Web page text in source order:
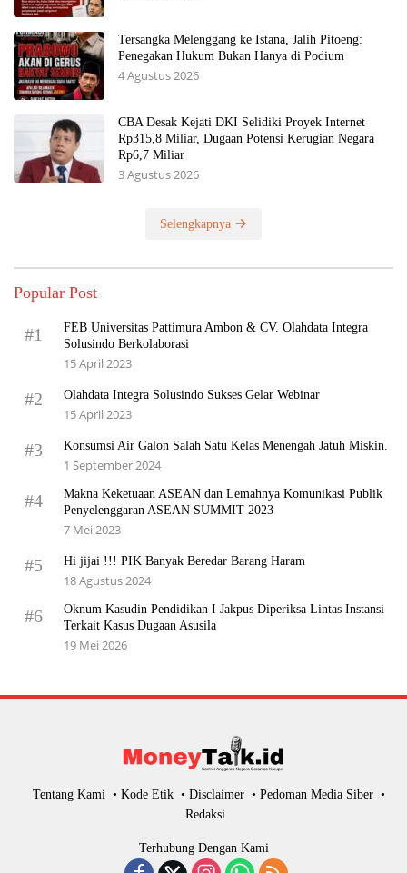
Tersangka Melenggang ke Istana, Jalih Pitoeng:
Penegakan Hukum Bukan Hanya di Podium
4 Agustus 2026
CBA Desak Kejati DKI Selidiki Proyek Internet
Rp315,8 Miliar, Dugaan Potensi Kerugian Negara
Rp6,7 Miliar
3 Agustus 2026
Selengkapnya
Popular Post
#1
FEB Universitas Pattimura Ambon & CV. Olahdata Integra
Solusindo Berkolaborasi
15 April 2023
#2 Olahdata Integra Solusindo Sukses Gelar Webinar
15 April 2023
#3 Konsumsi Air Galon Salah Satu Kelas Menengah Jatuh Miskin.
1 September 2024
#4
Makna Keketuaan ASEAN dan Lemahnya Komunikasi Publik
Penyelenggaran ASEAN SUMMIT 2023
7 Mei 2023
#5 Hi jijai !!! PIK Banyak Beredar Barang Haram
18 Agustus 2024
#6
Oknum Kasudin Pendidikan I Jakpus Diperiksa Lintas Instansi
Terkait Kasus Dugaan Asusila
19 Mei 2026
Tentang Kami Kode Etik Disclaimer
Pedoman Media Siber
Redaksi
Terhubung Dengan Kami